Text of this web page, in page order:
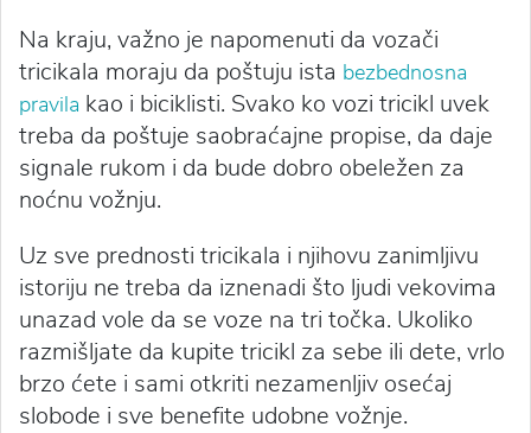
Na kraju, važno je napomenuti da vozači
tricikala moraju da poštuju ista bezbednosna
pravila kao i biciklisti. Svako ko vozi tricikl uvek
treba da poštuje saobraćajne propise, da daje
signale rukom i da bude dobro obeležen za
noćnu vožnju.
Uz sve prednosti tricikala i njihovu zanimljivu
istoriju ne treba da iznenadi što ljudi vekovima
unazad vole da se voze na tri točka. Ukoliko
razmišljate da kupite tricikl za sebe ili dete, vrlo
brzo ćete i sami otkriti nezamenljiv osećaj
slobode i sve benefite udobne vožnje.